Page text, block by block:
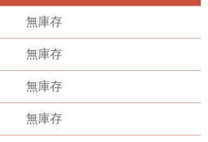
無庫存
無庫存
無庫存
無庫存